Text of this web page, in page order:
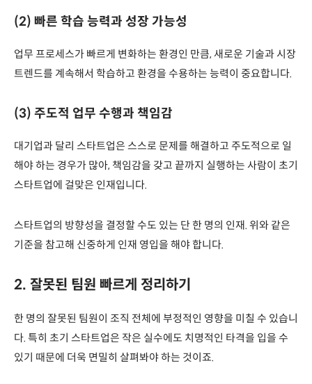
(2) 빠른 학습 능력과 성장 가능성
업무 프로세스가 빠르게 변화하는 환경인 만큼, 새로운 기술과 시장
트렌드를 계속해서 학습하고 환경을 수용하는 능력이 중요합니다.
(3) 주도적 업무 수행과 책임감
대기업과 달리 스타트업은 스스로 문제를 해결하고 주도적으로 일
해야 하는 경우가 많아, 책임감을 갖고 끝까지 실행하는 사람이 초기
스타트업에 걸맞은 인재입니다.
스타트업의 방향성을 결정할 수도 있는 단 한 명의 인재. 위와 같은
기준을 참고해 신중하게 인재 영입을 해야 합니다.
2. 잘못된 팀원 빠르게 정리하기
한 명의 잘못된 팀원이 조직 전체에 부정적인 영향을 미칠 수 있습니
다. 특히 초기 스타트업은 작은 실수에도 치명적인 타격을 입을 수
있기 때문에 더욱 면밀히 살펴봐야 하는 것이죠.